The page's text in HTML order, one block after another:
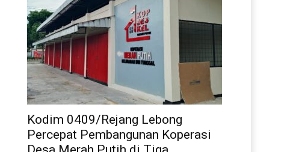
Kodim 0409/Rejang Lebong
Percepat Pembangunan Koperasi